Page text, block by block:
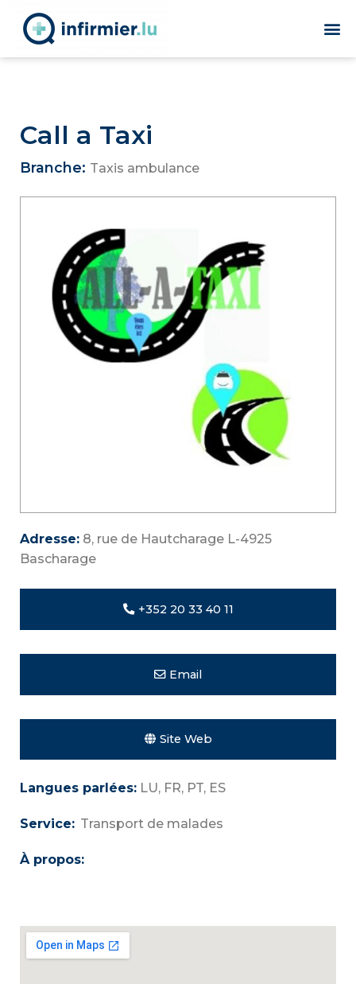
Call a Taxi
Branche: Taxis ambulance
Adresse: 8, rue de Hautcharage L-4925
Bascharage
+352 20 33 40 11
Email
Site Web
Langues parlées: LU, FR, PT, ES
Service: Transport de malades
À propos: